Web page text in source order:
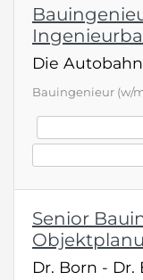
Die
Senior
Dr. Born -